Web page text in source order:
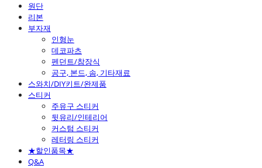
원단
리본
부자재
인형눈
데코파츠
펜던트/참장식
공구, 본드, 솜, 기타재료
스와치/DIY키트/완제품
스티커
주유구 스티커
뒷유리/인테리어
커스텀 스티커
레터링 스티커
★할인품목★
Q&A